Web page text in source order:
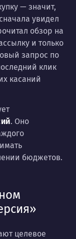
— значит,
увидел
обзор на
и только
запрос по
клик
касаний
. Оно
бюджетов.
целевое